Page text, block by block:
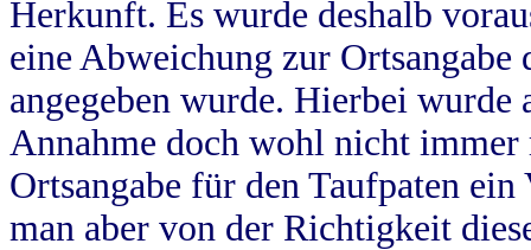
Herkunft. Es wurde deshalb
eine Abweichung zur
angegeben wurde. Hierbei wurde
Annahme doch wohl nicht
Ortsangabe für den Taufpaten
man aber von der Richtigkeit